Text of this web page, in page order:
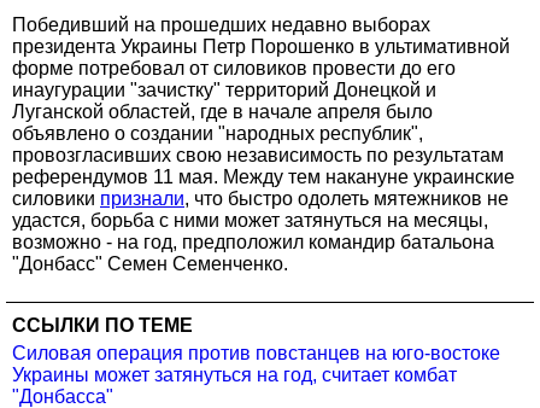
Победивший на прошедших недавно выборах
президента Украины Петр Порошенко в ультимативной
форме потребовал от силовиков провести до его
инаугурации "зачистку" территорий Донецкой и
Луганской областей, где в начале апреля было
объявлено о создании "народных республик",
провозгласивших свою независимость по результатам
референдумов 11 мая. Между тем накануне украинские
силовики признали, что быстро одолеть мятежников не
удастся, борьба с ними может затянуться на месяцы,
возможно - на год, предположил командир батальона
"Донбасс" Семен Семенченко.
ССЫЛКИ ПО ТЕМЕ
Силовая операция против повстанцев на юго-востоке
Украины может затянуться на год, считает комбат
"Донбасса"